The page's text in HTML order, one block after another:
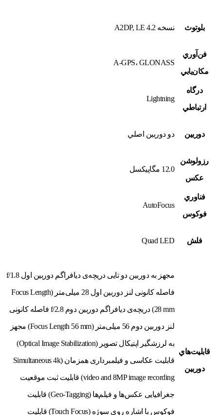
بلوتوث نسخه‌ 4.2 A2DP, LE
فن‌آوري
مکان‌يابي
A-GPS، GLONASS
درگاه
ارتباطي
Lightning
دوربين دو دوربين اصلي
رزولوشن
عکس
12.0 مگاپيکسل
فناوري
فوکوس
AutoFocus
فلش Quad LED
قابليت‌هاي
دوربين
مجهز به دوربین دو تایی دریچه‌ی دیافراگم دوربین اول f/1.8
فاصله کانونی لنز دوربین اول 28 میلی‌متر (Focus Length
28 mm) دریچه‌ی دیافراگم دوربین دوم f/2.8 فاصله کانونی
لنز دوربین دوم 56 میلی‌متر (Focus Length 56 mm) مجهز
به لرزشگیر اپتیکال تصویر (Optical Image Stabilization)
قابلیت عکاسی و فیلمبرداری همزمان (Simultaneous 4k
video and 8MP image recording) قابلیت ثبت موقعیت
جغرافیایی عکس‌ها و فیلم‌ها (Geo-Tagging) قابلیت
فوکوس با اشاره روی سوژه (Touch Focus) قابلیت